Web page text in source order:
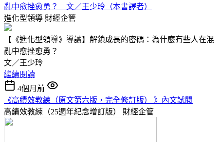
亂中愈挫愈勇？ 文／王少玲（本書譯者）
進化型領導 財經企管
【《進化型領導》導讀】解鎖成長的密碼：為什麼有些人在混
亂中愈挫愈勇？
文／王少玲
繼續閱讀
4個月前
《高績效教練（原文第六版，完全修訂版） 》內文試閱
高績效教練（25週年紀念增訂版） 財經企管